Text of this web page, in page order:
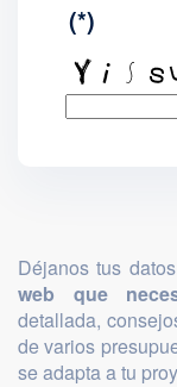
(*)
Déjanos tus
web que
detallada,
de varios
se adapta a tu